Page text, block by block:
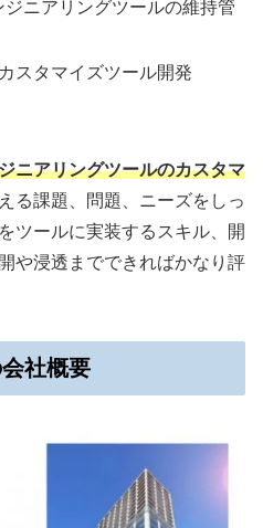
ニアリングツールの維持管
スタマイズツール開発
ニアリングツールのカスタマ
る課題、問題、ニーズをしっ
ツールに実装するスキル、開
や浸透までできればかなり評
社概要